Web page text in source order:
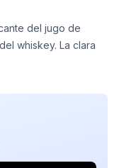
del jugo de
whiskey. La clara